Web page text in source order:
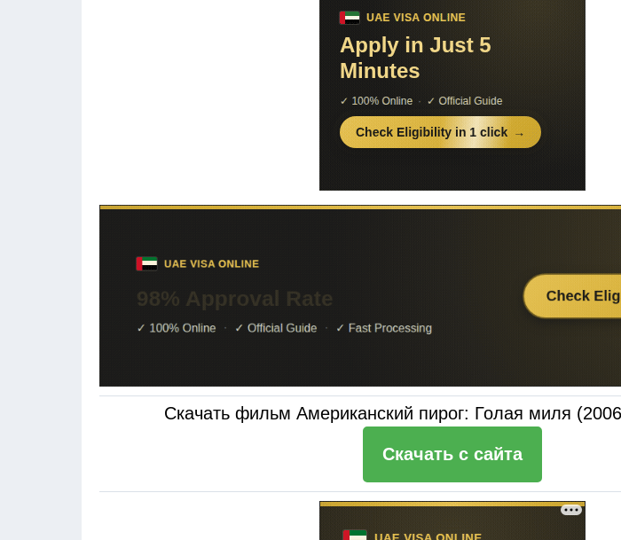
Скачать фильм Американский пирог: Голая миля
Скачать c сайта